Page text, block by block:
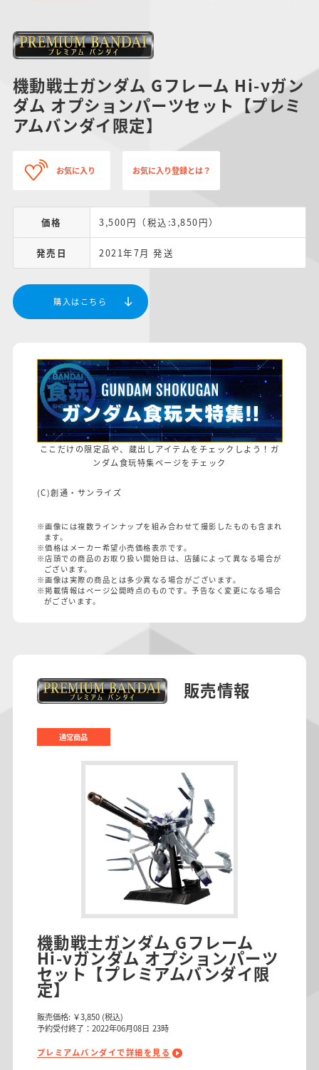
機動戦士ガンダム Gフレーム Hi-νガン
ダム オプションパーツセット【プレミ
アムバンダイ限定】
お気に入り お気に入り登録とは？
価格 3,500円（税込:3,850円）
発売日 2021年7月 発送
購入はこちら
ここだけの限定品や、蔵出しアイテムをチェックしよう！ガ
ンダム食玩特集ページをチェック
(C)創通・サンライズ
※画像には複数ラインナップを組み合わせて撮影したものも含まれ
ます。
※価格はメーカー希望小売価格表示です。
※店頭での商品のお取り扱い開始日は、店舗によって異なる場合が
ございます。
※画像は実際の商品とは多少異なる場合がございます。
※掲載情報はページ公開時点のものです。予告なく変更になる場合
がございます。
販売情報
通常商品
機動戦士ガンダム Gフレーム
Hi-νガンダム オプションパーツ
セット【プレミアムバンダイ限
定】
販売価格: ￥3,850 (税込)
予約受付終了：2022年06月08日 23時
プレミアムバンダイで詳細を見る